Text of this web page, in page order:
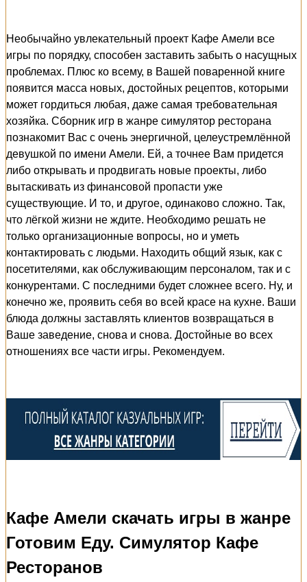
Необычайно увлекательный проект Кафе Амели все
игры по порядку, способен заставить забыть о насущных
проблемах. Плюс ко всему, в Вашей поваренной книге
появится масса новых, достойных рецептов, которыми
может гордиться любая, даже самая требовательная
хозяйка. Сборник игр в жанре симулятор ресторана
познакомит Вас с очень энергичной, целеустремлённой
девушкой по имени Амели. Ей, а точнее Вам придется
либо открывать и продвигать новые проекты, либо
вытаскивать из финансовой пропасти уже
существующие. И то, и другое, одинаково сложно. Так,
что лёгкой жизни не ждите. Необходимо решать не
только организационные вопросы, но и уметь
контактировать с людьми. Находить общий язык, как с
посетителями, как обслуживающим персоналом, так и с
конкурентами. С последними будет сложнее всего. Ну, и
конечно же, проявить себя во всей красе на кухне. Ваши
блюда должны заставлять клиентов возвращаться в
Ваше заведение, снова и снова. Достойные во всех
отношениях все части игры. Рекомендуем.
Кафе Амели скачать игры в жанре
Готовим Еду. Симулятор Кафе
Ресторанов